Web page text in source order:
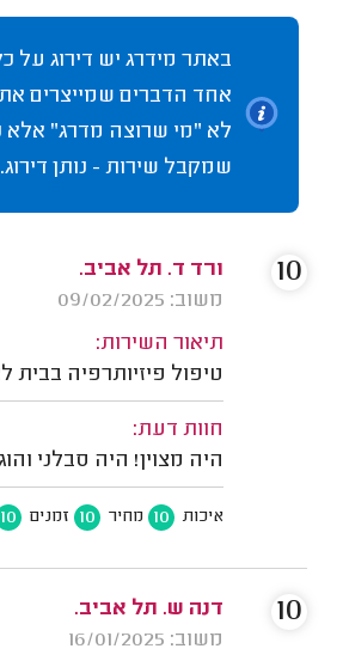
באתר מידרג יש דירוג על
אחד הדברים שמייצרים
לא "מי שרוצה מדרג" אלא
שמקבל שירות - נותן דירוג.
ורד ד. תל אביב.
משוב: 09/02/2025
תיאור השירות:
טיפול פיזיותרפיה
חוות דעת:
היה מצוין! היה סבלני
איכות 10 מחיר 10 זמנים 10
10
דנה ש. תל אביב.
משוב: 16/01/2025
10